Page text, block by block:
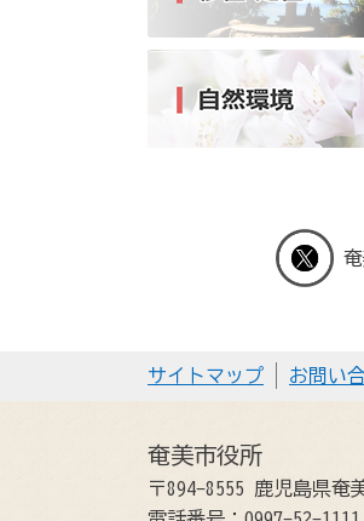
サイトマップ お問い
奄美市役所
〒894-8555 鹿児島県奄